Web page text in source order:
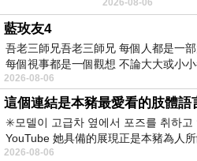
習慣一如縱容，成
2026-08-06
藍玫友4
吾老三師兄吾老三師兄 每個人都是一
每個視事都是一個觀想 不論大大或小
2026-08-06
這個連結是本豬最愛看的肢體語
✳️모델이 고급차 옆에서 포즈를 취하
YouTube 她具備的展現正是本豬為人
2026-08-06